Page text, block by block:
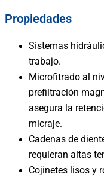
Propiedades
Sistemas
trabajo.
Microfitrado al
prefiltración
asegura la
micraje.
Cadenas de
requieran altas
Cojinetes lisos y